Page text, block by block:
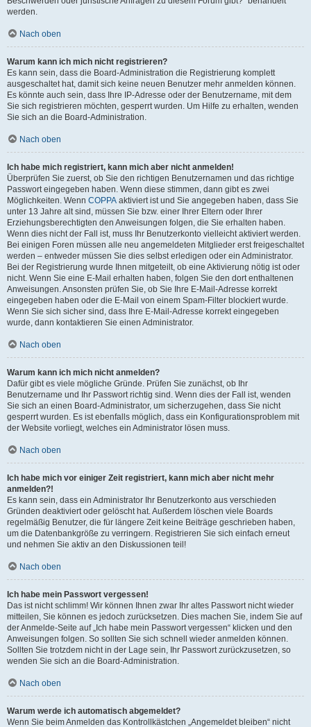
werden.
Nach oben
Warum kann ich mich nicht registrieren?
Es kann sein, dass die Board-Administration die Registrierung komplett
ausgeschaltet hat, damit sich keine neuen Benutzer mehr anmelden können.
Es könnte auch sein, dass Ihre IP-Adresse oder der Benutzername, mit dem
Sie sich registrieren möchten, gesperrt wurden. Um Hilfe zu erhalten, wenden
Sie sich an die Board-Administration.
Nach oben
Ich habe mich registriert, kann mich aber nicht anmelden!
Überprüfen Sie zuerst, ob Sie den richtigen Benutzernamen und das richtige
Passwort eingegeben haben. Wenn diese stimmen, dann gibt es zwei
Möglichkeiten. Wenn COPPA aktiviert ist und Sie angegeben haben, dass Sie
unter 13 Jahre alt sind, müssen Sie bzw. einer Ihrer Eltern oder Ihrer
Erziehungsberechtigten den Anweisungen folgen, die Sie erhalten haben.
Wenn dies nicht der Fall ist, muss Ihr Benutzerkonto vielleicht aktiviert werden.
Bei einigen Foren müssen alle neu angemeldeten Mitglieder erst freigeschaltet
werden – entweder müssen Sie dies selbst erledigen oder ein Administrator.
Bei der Registrierung wurde Ihnen mitgeteilt, ob eine Aktivierung nötig ist oder
nicht. Wenn Sie eine E-Mail erhalten haben, folgen Sie den dort enthaltenen
Anweisungen. Ansonsten prüfen Sie, ob Sie Ihre E-Mail-Adresse korrekt
eingegeben haben oder die E-Mail von einem Spam-Filter blockiert wurde.
Wenn Sie sich sicher sind, dass Ihre E-Mail-Adresse korrekt eingegeben
wurde, dann kontaktieren Sie einen Administrator.
Nach oben
Warum kann ich mich nicht anmelden?
Dafür gibt es viele mögliche Gründe. Prüfen Sie zunächst, ob Ihr
Benutzername und Ihr Passwort richtig sind. Wenn dies der Fall ist, wenden
Sie sich an einen Board-Administrator, um sicherzugehen, dass Sie nicht
gesperrt wurden. Es ist ebenfalls möglich, dass ein Konfigurationsproblem mit
der Website vorliegt, welches ein Administrator lösen muss.
Nach oben
Ich habe mich vor einiger Zeit registriert, kann mich aber nicht mehr
anmelden?!
Es kann sein, dass ein Administrator Ihr Benutzerkonto aus verschieden
Gründen deaktiviert oder gelöscht hat. Außerdem löschen viele Boards
regelmäßig Benutzer, die für längere Zeit keine Beiträge geschrieben haben,
um die Datenbankgröße zu verringern. Registrieren Sie sich einfach erneut
und nehmen Sie aktiv an den Diskussionen teil!
Nach oben
Ich habe mein Passwort vergessen!
Das ist nicht schlimm! Wir können Ihnen zwar Ihr altes Passwort nicht wieder
mitteilen, Sie können es jedoch zurücksetzen. Dies machen Sie, indem Sie auf
der Anmelde-Seite auf „Ich habe mein Passwort vergessen“ klicken und den
Anweisungen folgen. So sollten Sie sich schnell wieder anmelden können.
Sollten Sie trotzdem nicht in der Lage sein, Ihr Passwort zurückzusetzen, so
wenden Sie sich an die Board-Administration.
Nach oben
Warum werde ich automatisch abgemeldet?
Wenn Sie beim Anmelden das Kontrollkästchen „Angemeldet bleiben“ nicht